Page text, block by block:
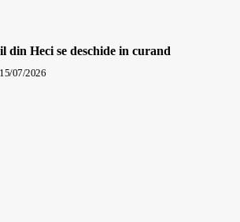
din Heci se deschide in curand
15/07/2026